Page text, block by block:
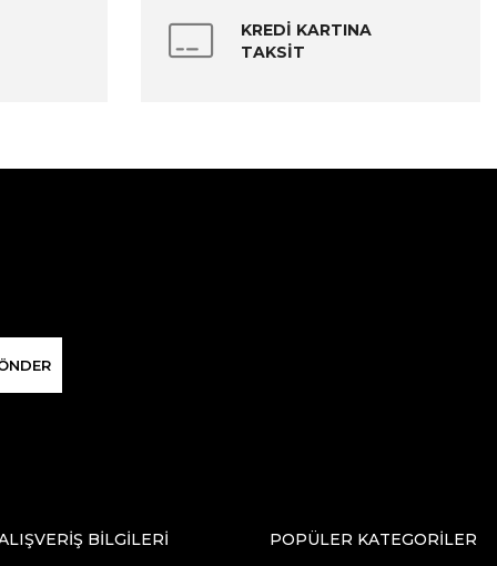
KREDİ KARTINA
TAKSİT
BİLGİLERİ POPÜLER KATEGORİLER